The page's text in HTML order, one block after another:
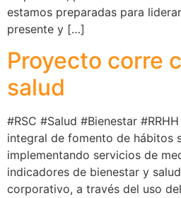
estamos preparadas para
presente y […]
Proyecto corre
salud
#RSC #Salud #Bienestar
integral de fomento de hábitos
implementando servicios de
indicadores de bienestar y
corporativo, a través del uso